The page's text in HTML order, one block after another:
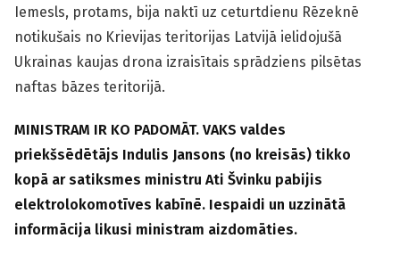
Iemesls, protams, bija naktī uz ceturtdienu Rēzeknē
notikušais no Krievijas teritorijas Latvijā ielidojušā
Ukrainas kaujas drona izraisītais sprādziens pilsētas
naftas bāzes teritorijā.
MINISTRAM IR KO PADOMĀT. VAKS valdes
priekšsēdētājs Indulis Jansons (no kreisās) tikko
kopā ar satiksmes ministru Ati Švinku pabijis
elektrolokomotīves kabīnē. Iespaidi un uzzinātā
informācija likusi ministram aizdomāties.